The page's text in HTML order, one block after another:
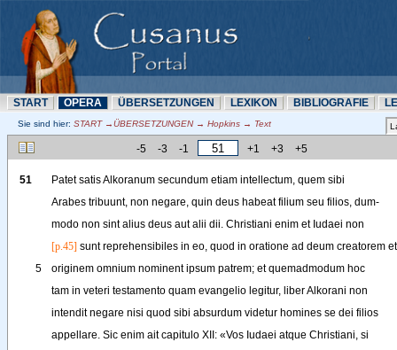
START OPERA ÜBERSETZUNN LEXIKON BIBLIOGRAFIE
Sie sind hier: START →ÜBERSETZUNN → Hopkins → Text
-5 -3 -1 +1 +3 +5
51 Patet satisAlkoranum secundum etiam intellectum, quem sibi
Arabes tribuunt, non negare, quin deus habeat filium seu filios, dum-
modo non sint alius deus aut alii dii. Christiani enim et Iudaei non
[p.45] sunt reprehensibiles in eo, quod in oratione ad deum creatorem et
5
originem omnium nominent ipsum patrem; et quemadmodum hoc
tam in veteri testamento quam evangelio legitur, liberAlkorani non
intendit negare nisi quod sibi absurdum videtur homines se dei filios
appellare. Sic enim ait capitulo XII : «Vos Iudaei atque Christiani, si